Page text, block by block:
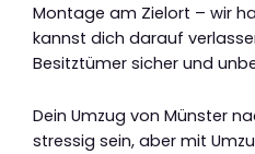
Montage am Zielort – wir
kannst dich darauf
Besitztümer sicher und
Dein Umzug von Münster
stressig sein, aber mit